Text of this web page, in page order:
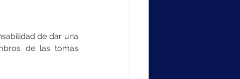
de dar una
de las tomas